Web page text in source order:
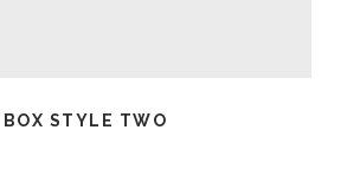
BOX STYLE TWO